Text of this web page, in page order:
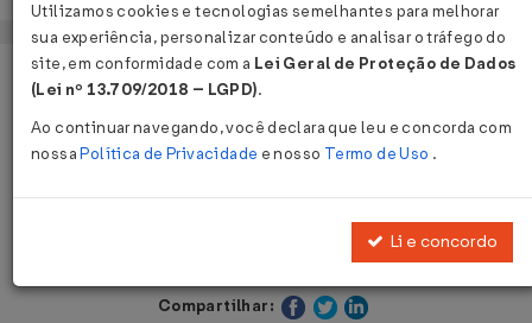
Página Inicial Legislações
Decreto Nº 69935 DE 31/05/2020
Publicado no DOE - AL em 31 mai 2020
Compartilhar:
Utilizamos cookies e tecnologias semelhantes para melhorar
sua experiência, personalizar conteúdo e analisar o tráfego do
site, em conformidade com a Lei Geral de Proteção de Dados
(Lei nº 13.709/2018 – LGPD).
Ao continuar navegando, você declara que leu e concorda com
nossaPolítica de Privacidade e nosso Termo de Uso .
Li e concordo